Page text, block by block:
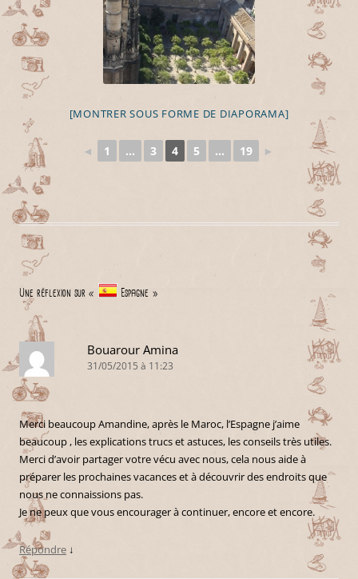
[MONTRER SOUS FORME DE DIAPORAMA]
◄ 1 ... 3 4 5 ... 19 ►
Une réflexion sur « Espagne »
Bouarour Amina
31/05/2015 à 11:23
Merci beaucoup Amandine, après le Maroc, l’Espagne j’aime
beaucoup , les explications trucs et astuces, les conseils très utiles.
Merci d’avoir partager votre vécu avec nous, cela nous aide à
préparer les prochaines vacances et à découvrir des endroits que
nous ne connaissions pas.
Je ne peux que vous encourager à continuer, encore et encore.
Répondre ↓